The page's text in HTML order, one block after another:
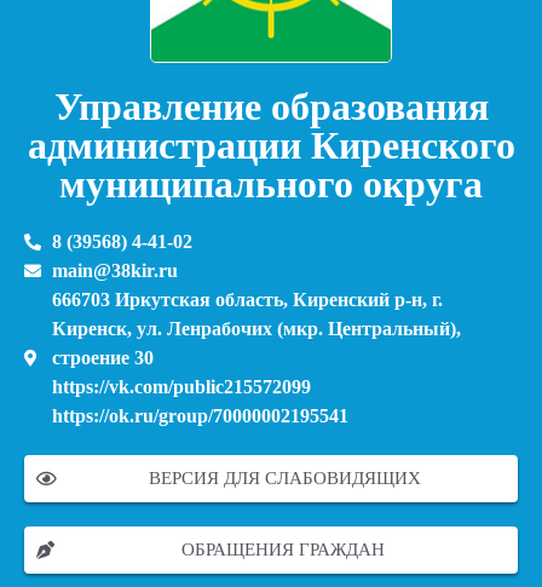
Управление образования
администрации Киренского
муниципального округа
8 (39568) 4-41-02
main@38kir.ru
666703 Иркутская область, Киренский р-н, г.
Киренск, ул. Ленрабочих (мкр. Центральный),
строение 30
https://vk.com/public215572099
https://ok.ru/group/70000002195541
ВЕРСИЯ ДЛЯ СЛАБОВИДЯЩИХ
ОБРАЩЕНИЯ ГРАЖДАН